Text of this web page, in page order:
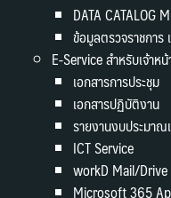
DATA CATALOG
ข้อมูลตรวจราชกา
E-Service สำหรับเจ้าห
เอกสารการประชุม
เอกสารปฏิบัติงาน
รายงานงบประมา
ICT Service
workD Mail/Drive
Microsoft 365